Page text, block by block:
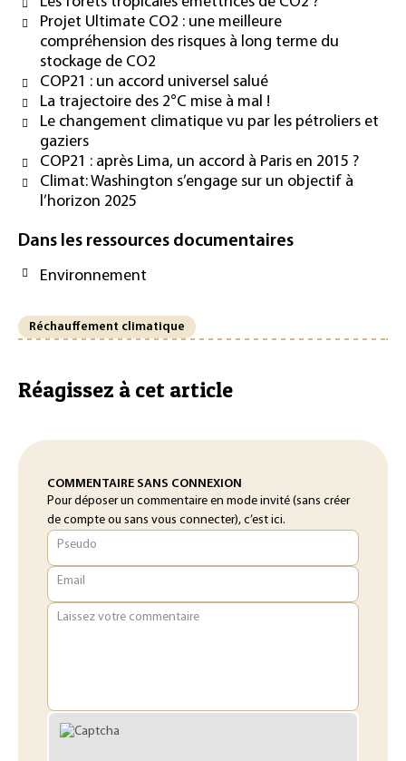
Projet Ultimate CO2 : une meilleure
compréhension des risques à long terme du
stockage de CO2
COP21 : un accord universel salué
La trajectoire des 2°C mise à mal !
Le changement climatique vu par les pétroliers et
gaziers
COP21 : après Lima, un accord à Paris en 2015 ?
Climat: Washington s’engage sur un objectif à
l’horizon 2025
Dans les ressources documentaires
Environnement
Réchauffement climatique
Réagissez à cet article
COMMENTAIRE SANS CONNEXION
Pour déposer un commentaire en mode invité (sans créer
de compte ou sans vous connecter), c’est ici.
Pseudo
Email
Laissez votre commentaire